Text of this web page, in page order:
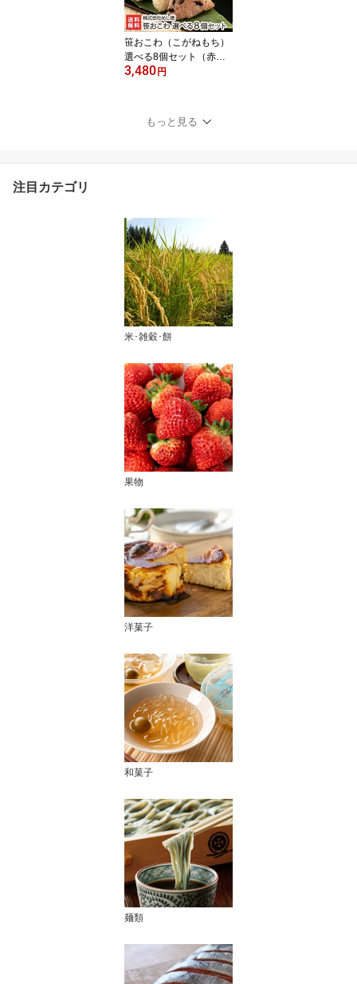
トに！贈り物】【送料無
料】 お中元
笹おこわ（こがねもち）
選べる8個セット（赤
飯・醤油・ふきんと・き
産こがねもち使用 株式会
社めし徳【オコワ/コガネ
3,480 円
もっと見る
注目カテゴリ
米･雑穀･餅
果物
洋菓子
和菓子
麺類